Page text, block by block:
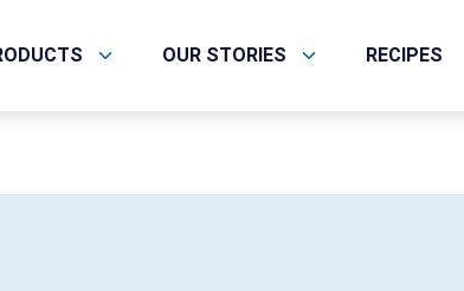
OUR STORIES RECIPES